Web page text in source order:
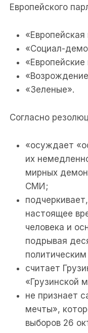
Европейского
«Социал-
«Зеленые».
Согласно
«осуждает
их
мирных
СМИ;
настоящее
человека и
подрывая
считает
«Грузинской
не признает
мечты»,
выборов 26